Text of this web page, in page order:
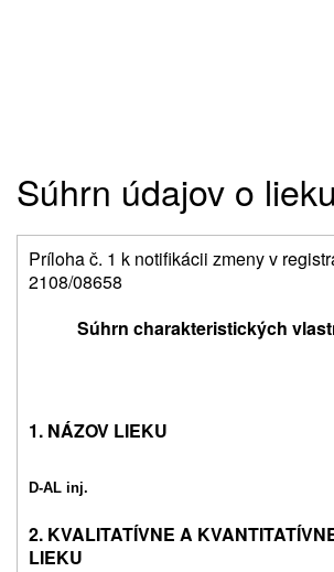
Súhrn údajov o lieku
Príloha č. 1 k notifikácii zmeny v
2108/08658
Súhrn charakteristických
1. NÁZOV LIEKU
D-AL inj.
2. KVALITATÍVNE A
LIEKU